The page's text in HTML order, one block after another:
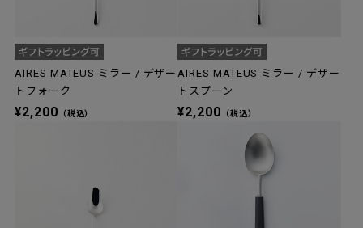
AIRES MATEUS ミラー / デザー
トフォーク
¥2,200 （税込）
AIRES MATEUS ミラー / デザー
トスプーン
¥2,200 （税込）